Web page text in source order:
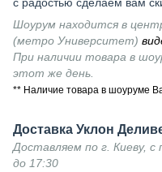
Шоурум находится в
(метро Университет)
При наличии товара в
этот же день.
** Наличие товара в шоуруме
Доставка Уклон
Доставляем по г. Киеву, с
до 17:30